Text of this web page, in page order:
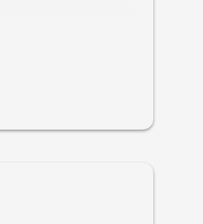
Eiche gewählt. Das